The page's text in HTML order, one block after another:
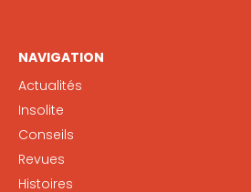
NAVIGATION
Actualités
Insolite
Conseils
Revues
Histoires